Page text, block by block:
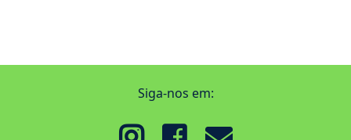
Siga-nos em: